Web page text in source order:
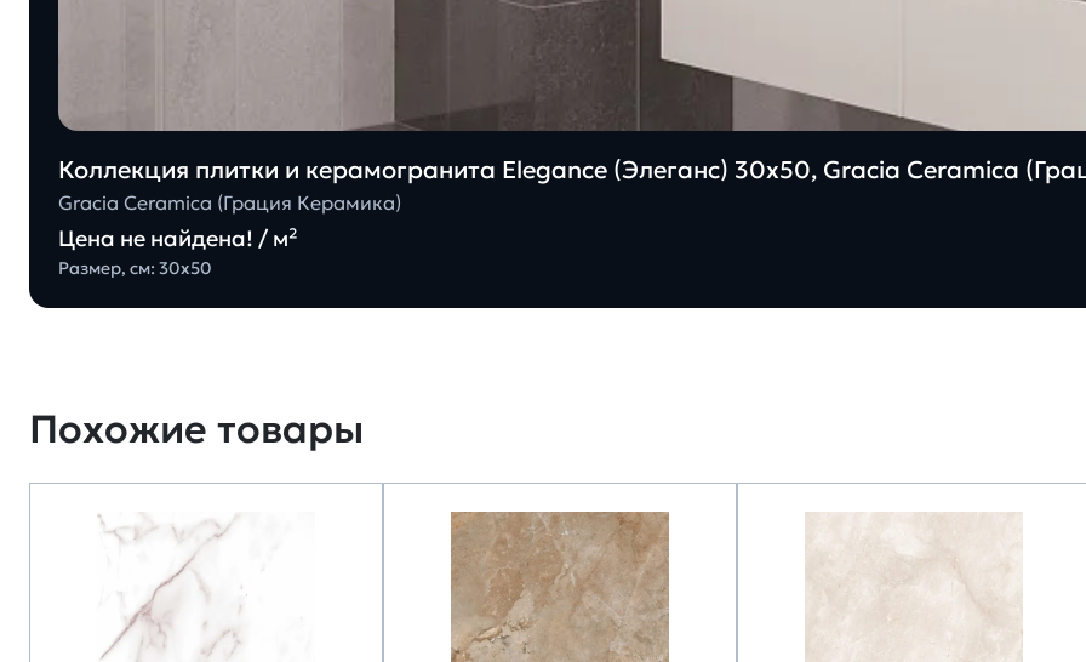
Коллекция плитки и керамогранита Elegance (Элеганс) 30х50, Gracia Ceramica
Gracia Ceramica (Грация Керамика)
Цена не найдена! / м²
Размер, см: 30х50
Похожие товары